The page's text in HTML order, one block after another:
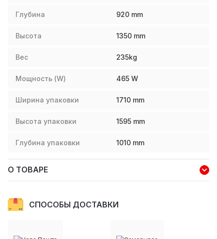
Глубина 920 mm
Высота 1350 mm
Вес 235kg
Мощность (W) 465 W
Ширина упаковки 1710 mm
Высота упаковки 1595 mm
Глубина упаковки 1010 mm
О ТОВАРЕ
СПОСОБЫ ДОСТАВКИ